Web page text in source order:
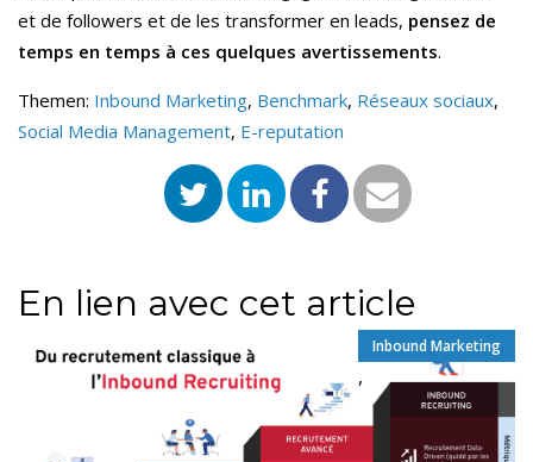
et de followers et de les transformer en leads, pensez de
temps en temps à ces quelques avertissements.
Themen: Inbound Marketing, Benchmark, Réseaux sociaux,
Social Media Management, E-reputation
En lien avec cet article
Inbound Marketing
,